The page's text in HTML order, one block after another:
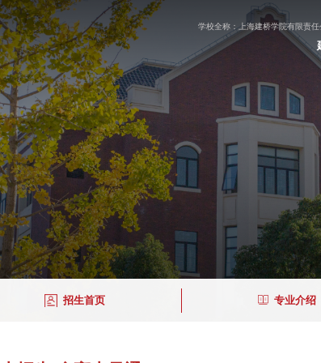
学校全称：上海建桥学院有限责任
招生首页 专业介绍